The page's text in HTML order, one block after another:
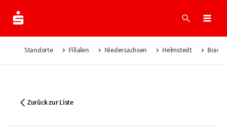
Suche
Standorte Filialen Niedersachsen Helmstedt
Zurück zur Liste